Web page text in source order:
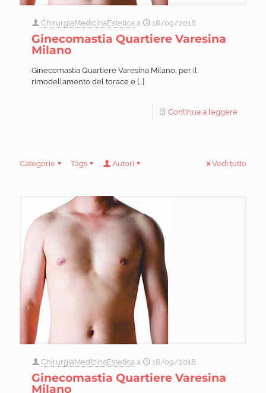
ChirurgiaMedicinaEstetica a 18/09/2018
Ginecomastia Quartiere Varesina
Milano
Ginecomastia Quartiere Varesina Milano, per il
rimodellamento del torace e […]
Continua a leggere
Categorie Tags Autori Vedi tutto
ChirurgiaMedicinaEstetica a 18/09/2018
Ginecomastia Quartiere Varesina
Milano